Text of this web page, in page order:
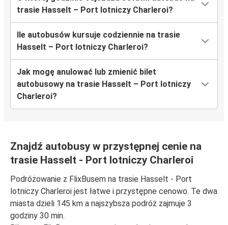
trasie Hasselt – Port lotniczy Charleroi?
Ile autobusów kursuje codziennie na trasie
Hasselt – Port lotniczy Charleroi?
Jak mogę anulować lub zmienić bilet
autobusowy na trasie Hasselt – Port lotniczy
Charleroi?
Znajdź autobusy w przystępnej cenie na
trasie Hasselt - Port lotniczy Charleroi
Podróżowanie z FlixBusem na trasie Hasselt - Port
lotniczy Charleroi jest łatwe i przystępne cenowo. Te dwa
miasta dzieli 145 km a najszybsza podróż zajmuje 3
godziny 30 min.